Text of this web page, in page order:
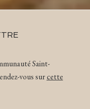
Saint-
vous surcette